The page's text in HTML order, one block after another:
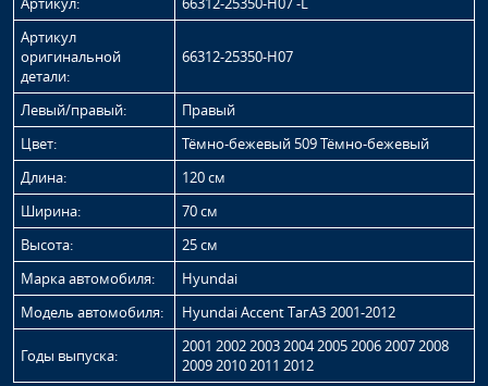
Артикул
оригинальной
детали:
66312-25350-H07
Левый/правый:
Правый
Цвет:
Тёмно-бежевый 509 Тёмно-бежевый
Длина:
120 см
Ширина:
70 см
Высота:
25 см
Марка автомобиля:
Hyundai
Модель автомобиля:
Hyundai Accent ТагАЗ 2001-2012
Годы выпуска:
2001 2002 2003 2004 2005 2006 2007 2008
2009 2010 2011 2012